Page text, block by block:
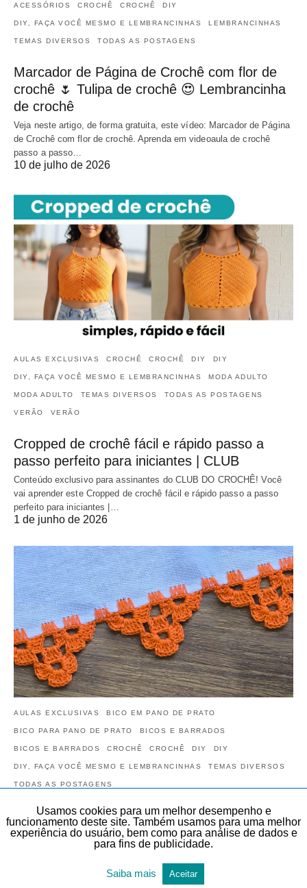
ACESSÓRIOS CROCHÊ CROCHÊ DIY
DIY, FAÇA VOCÊ MESMO E LEMBRANCINHAS LEMBRANCINHAS
TEMAS DIVERSOS TODAS AS POSTAGENS
Marcador de Página de Crochê com flor de
crochê 🌷 Tulipa de crochê 😍 Lembrancinha
de crochê
Veja neste artigo, de forma gratuita, este vídeo: Marcador de Página
de Crochê com flor de crochê. Aprenda em videoaula de crochê
passo a passo…
10 de julho de 2026
AULAS EXCLUSIVAS CROCHÊ CROCHÊ DIY DIY
DIY, FAÇA VOCÊ MESMO E LEMBRANCINHAS MODA ADULTO
MODA ADULTO TEMAS DIVERSOS TODAS AS POSTAGENS
VERÃO VERÃO
Cropped de crochê fácil e rápido passo a
passo perfeito para iniciantes | CLUB
Conteúdo exclusivo para assinantes do CLUB DO CROCHÊ! Você
vai aprender este Cropped de crochê fácil e rápido passo a passo
perfeito para iniciantes |…
1 de junho de 2026
AULAS EXCLUSIVAS BICO EM PANO DE PRATO
BICO PARA PANO DE PRATO BICOS E BARRADOS
BICOS E BARRADOS CROCHÊ CROCHÊ DIY DIY
DIY, FAÇA VOCÊ MESMO E LEMBRANCINHAS TEMAS DIVERSOS
TODAS AS POSTAGENS
Bico de crochê fácil CARREIRA ÚNICA |
CLUB
Conteúdo exclusivo para assinantes do CLUB DO CROCHÊ! Você
vai aprender este Bico de crochê fácil CARREIRA ÚNICA | CLUB. No
Usamos cookies para um melhor desempenho e
funcionamento deste site. Também usamos para uma melhor
experiência do usuário, bem como para análise de dados e
para fins de publicidade.
Saiba mais Aceitar